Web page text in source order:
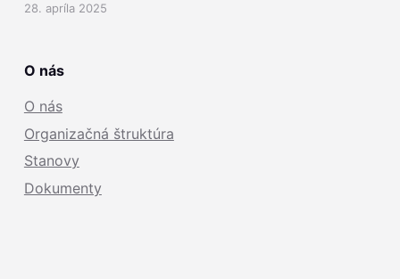
28. apríla 2025
O nás
O nás
Organizačná štruktúra
Stanovy
Dokumenty